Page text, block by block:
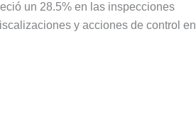
un 28.5% en las inspecciones
y acciones de control en